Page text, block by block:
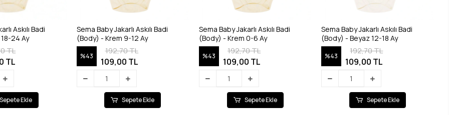
Askılı Badi
24 Ay
TL
TL
Sepete Ekle
Sema Baby Jakarlı Askılı Badi
(Body) - Krem 9-12 Ay
%43
192,70 TL
109,00 TL
Sepete Ekle
Sema Baby Jakarlı Askılı Badi
(Body) - Krem 0-6 Ay
%43
192,70 TL
109,00 TL
Sepete Ekle
Sema Baby Jakarlı Askılı Badi
(Body) - Beyaz 12-18 Ay
%43
192,70 TL
109,00 TL
Sepete Ekle